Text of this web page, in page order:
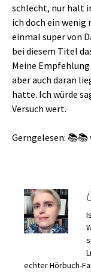
schlecht, nur halt
ich doch ein wenig
einmal super von
bei diesem Titel
Meine
aber auch daran
hatte. Ich würde
Versuch wert.
Gerngelesen: 📚📚
echter Hörbuch-